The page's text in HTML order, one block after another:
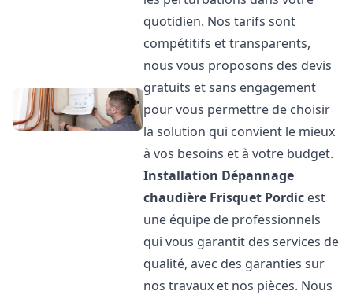
quotidien. Nos tarifs sont
compétitifs et transparents,
nous vous proposons des devis
gratuits et sans engagement
pour vous permettre de choisir
la solution qui convient le mieux
à vos besoins et à votre budget.
Installation Dépannage
chaudière Frisquet Pordic est
une équipe de professionnels
qui vous garantit des services de
qualité, avec des garanties sur
nos travaux et nos pièces. Nous